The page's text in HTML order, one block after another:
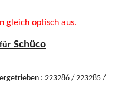
gleich optisch aus.
Schüco
: 223286 / 223285 /